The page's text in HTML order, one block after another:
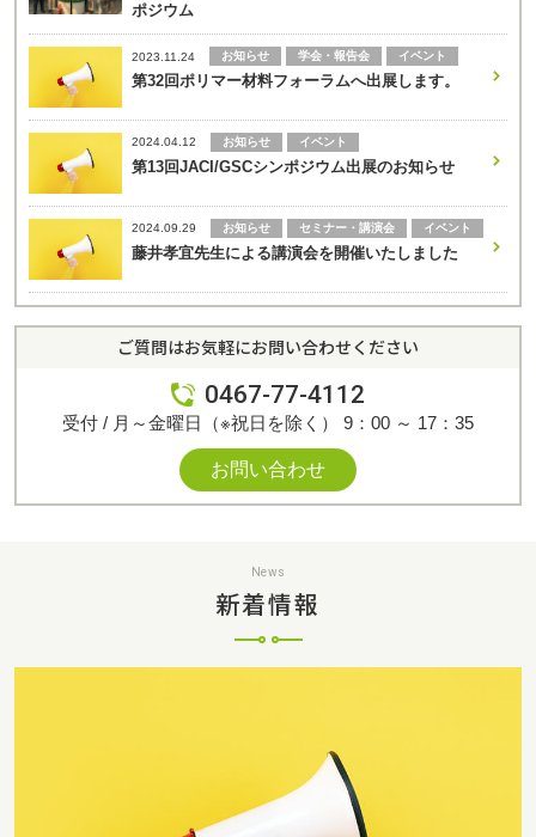
ポジウム
2023.11.24 お知らせ 学会・報告会 イベント
第32回ポリマー材料フォーラムへ出展します。
2024.04.12 お知らせ イベント
第13回JACI/GSCシンポジウム出展のお知らせ
2024.09.29 お知らせ セミナー・講演会 イベント
藤井孝宜先生による講演会を開催いたしました
ご質問はお気軽にお問い合わせください
0467-77-4112
受付 / 月～金曜日（※祝日を除く） 9：00 ～ 17：35
お問い合わせ
News
新着情報